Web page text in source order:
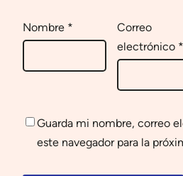
Nombre *
Correo
electrónico *
Guarda mi nombre, correo
este navegador para la